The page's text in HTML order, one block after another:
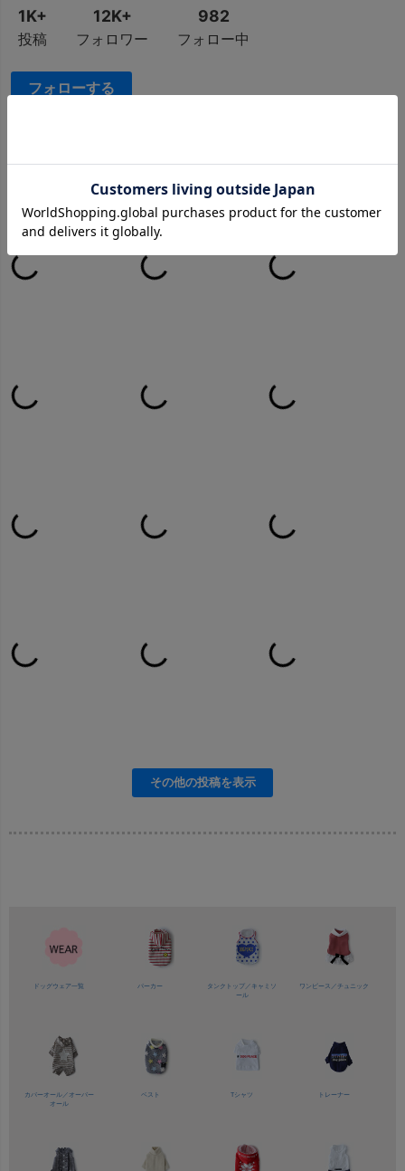
ドッグウェア一覧 パーカー タンクトップ／ キャミソ
ール
ワンピース／チュニック
カバーオール／ オーバー
オール
ベスト Tシャツ トレーナー